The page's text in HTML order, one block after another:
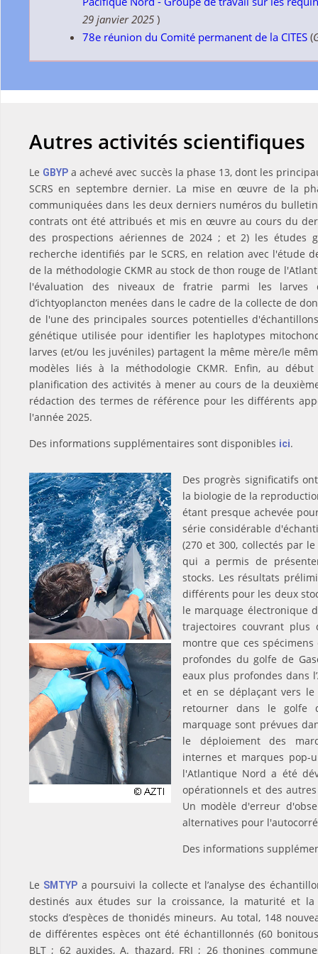
29 janvier 2025 )
78e réunion du Comité permanent de la CITES (
Autres activités scientifiques
Le GBYP a achevé avec succès la phase 13, dont les
SCRS en septembre dernier. La mise en œuvre de la
communiquées dans les deux derniers numéros du
contrats ont été attribués et mis en œuvre au cours du
des prospections aériennes de 2024 ; et 2) les études
recherche identifiés par le SCRS, en relation avec
de la méthodologie CKMR au stock de thon rouge de
l'évaluation des niveaux de fratrie parmi les larves
d’ichtyoplancton menées dans le cadre de la collecte de
de l'une des principales sources potentielles
génétique utilisée pour identifier les haplotypes
larves (et/ou les juvéniles) partagent la même mère/le
modèles liés à la méthodologie CKMR. Enfin, au
planification des activités à mener au cours de la
rédaction des termes de référence pour les différents
l'année 2025.
Des informations supplémentaires sont disponibles ici.
Des progrès significatifs
la biologie de la
étant presque achevée
série considérable
(270 et 300, collectés par
qui a permis de
stocks. Les résultats
différents pour les deux
le marquage électronique
trajectoires couvrant plus
montre que ces
profondes du golfe de
eaux plus profondes dans
et en se déplaçant vers
retourner dans le golfe
marquage sont prévues
le déploiement des
internes et marques pop-
l'Atlantique Nord a été
opérationnels et des
Un modèle d'erreur
alternatives pour
Des informations
Le SMTYP a poursuivi la collecte et l’analyse des
destinés aux études sur la croissance, la maturité et
stocks d’espèces de thonidés mineurs. Au total, 148
de différentes espèces ont été échantillonnés (60
BLT ; 62 auxides, A. thazard, FRI ; 26 thonines